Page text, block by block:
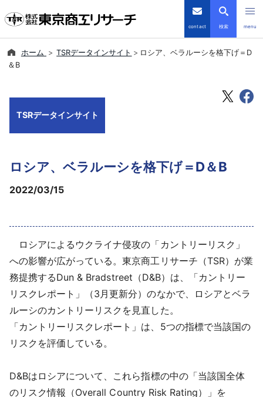
contact 検索 menu
導入事例
採用情報
よくあるご質問
English
ホーム TSRデータインサイト
ロシア、ベラルーシを格下げ＝D
＆B
TSRデータインサイト
ロシア、ベラルーシを格下げ＝D＆B
2022/03/15
ロシアによるウクライナ侵攻の「カントリーリスク」
への影響が広がっている。東京商工リサーチ（TSR）が業
務提携するDun & Bradstreet（D&B）は、「カントリー
リスクレポート」（3月更新分）のなかで、ロシアとベラ
ルーシのカントリーリスクを見直した。
「カントリーリスクレポート」は、5つの指標で当該国の
リスクを評価している。
D&Bはロシアについて、これら指標の中の「当該国全体
のリスク情報（Overall Country Risk Rating）」を